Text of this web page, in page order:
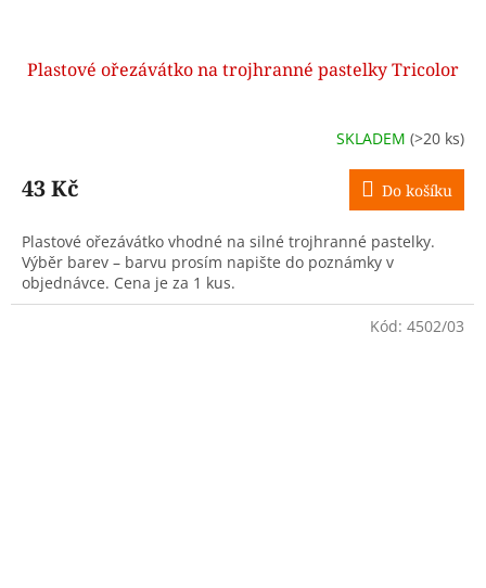
Plastové ořezávátko na trojhranné pastelky Tricolor
SKLADEM (>20 ks)
43 Kč Do košíku
Plastové ořezávátko vhodné na silné trojhranné pastelky.
Výběr barev – barvu prosím napište do poznámky v
objednávce. Cena je za 1 kus.
Kód: 4502/03